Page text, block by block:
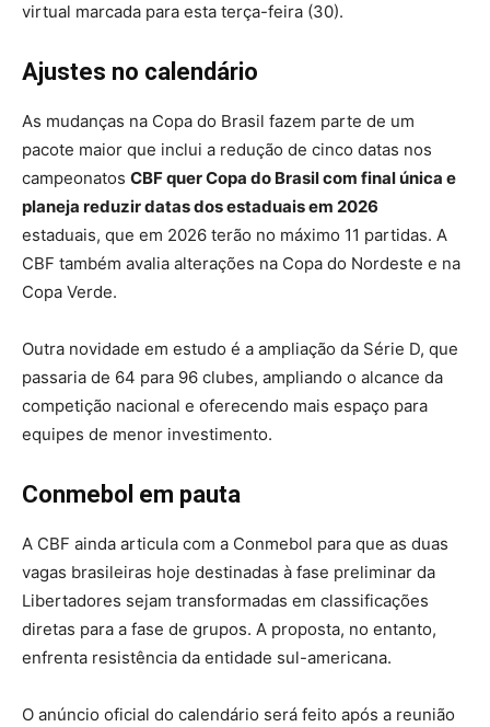
virtual marcada para esta terça-feira (30).
Ajustes no calendário
As mudanças na Copa do Brasil fazem parte de um
pacote maior que inclui a redução de cinco datas nos
campeonatos CBF quer Copa do Brasil com final única e
planeja reduzir datas dos estaduais em 2026
estaduais, que em 2026 terão no máximo 11 partidas. A
CBF também avalia alterações na Copa do Nordeste e na
Copa Verde.
Outra novidade em estudo é a ampliação da Série D, que
passaria de 64 para 96 clubes, ampliando o alcance da
competição nacional e oferecendo mais espaço para
equipes de menor investimento.
Conmebol em pauta
A CBF ainda articula com a Conmebol para que as duas
vagas brasileiras hoje destinadas à fase preliminar da
Libertadores sejam transformadas em classificações
diretas para a fase de grupos. A proposta, no entanto,
enfrenta resistência da entidade sul-americana.
O anúncio oficial do calendário será feito após a reunião